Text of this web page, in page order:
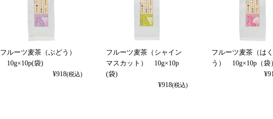
フルーツ麦茶（ぶどう）
10g×10p(袋)
¥918(税込)
フルーツ麦茶（シャイン
マスカット） 10g×10p
(袋)
¥918(税込)
フルーツ麦茶（は
う） 10g×10p（袋
¥